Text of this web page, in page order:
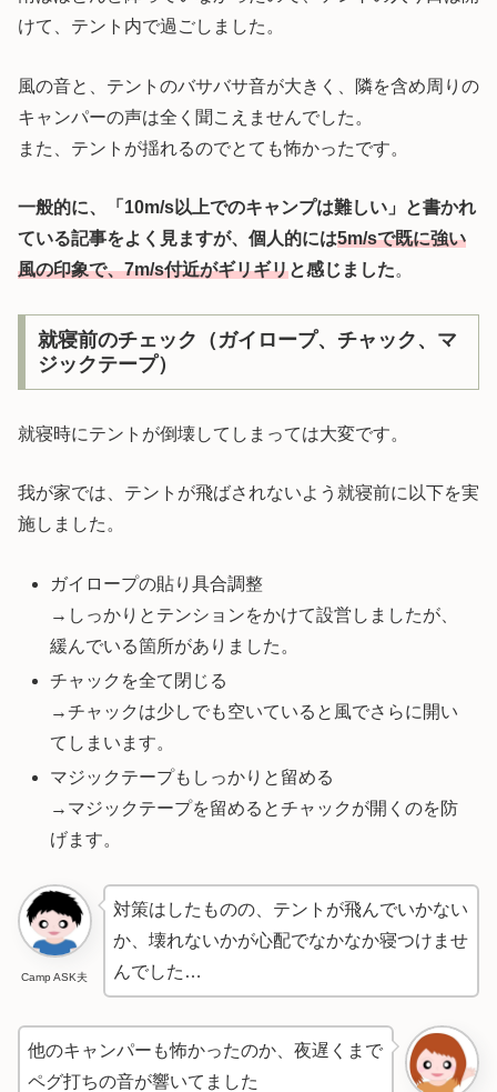
けて、テント内で過ごしました。
風の音と、テントのバサバサ音が大きく、隣を含め周りの
キャンパーの声は全く聞こえませんでした。
また、テントが揺れるのでとても怖かったです。
一般的に、「10m/s以上でのキャンプは難しい」と書かれ
ている記事をよく見ますが、個人的には5m/sで既に強い
風の印象で、7m/s付近がギリギリと感じました。
就寝前のチェック（ガイロープ、チャック、マ
ジックテープ）
就寝時にテントが倒壊してしまっては大変です。
我が家では、テントが飛ばされないよう就寝前に以下を実
施しました。
ガイロープの貼り具合調整
→しっかりとテンションをかけて設営しましたが、
緩んでいる箇所がありました。
チャックを全て閉じる
→チャックは少しでも空いていると風でさらに開い
てしまいます。
マジックテープもしっかりと留める
→マジックテープを留めるとチャックが開くのを防
げます。
Camp ASK夫
対策はしたものの、テントが飛んでいかない
か、壊れないかが心配でなかなか寝つけませ
んでした…
他のキャンパーも怖かったのか、夜遅くまで
ペグ打ちの音が響いてました